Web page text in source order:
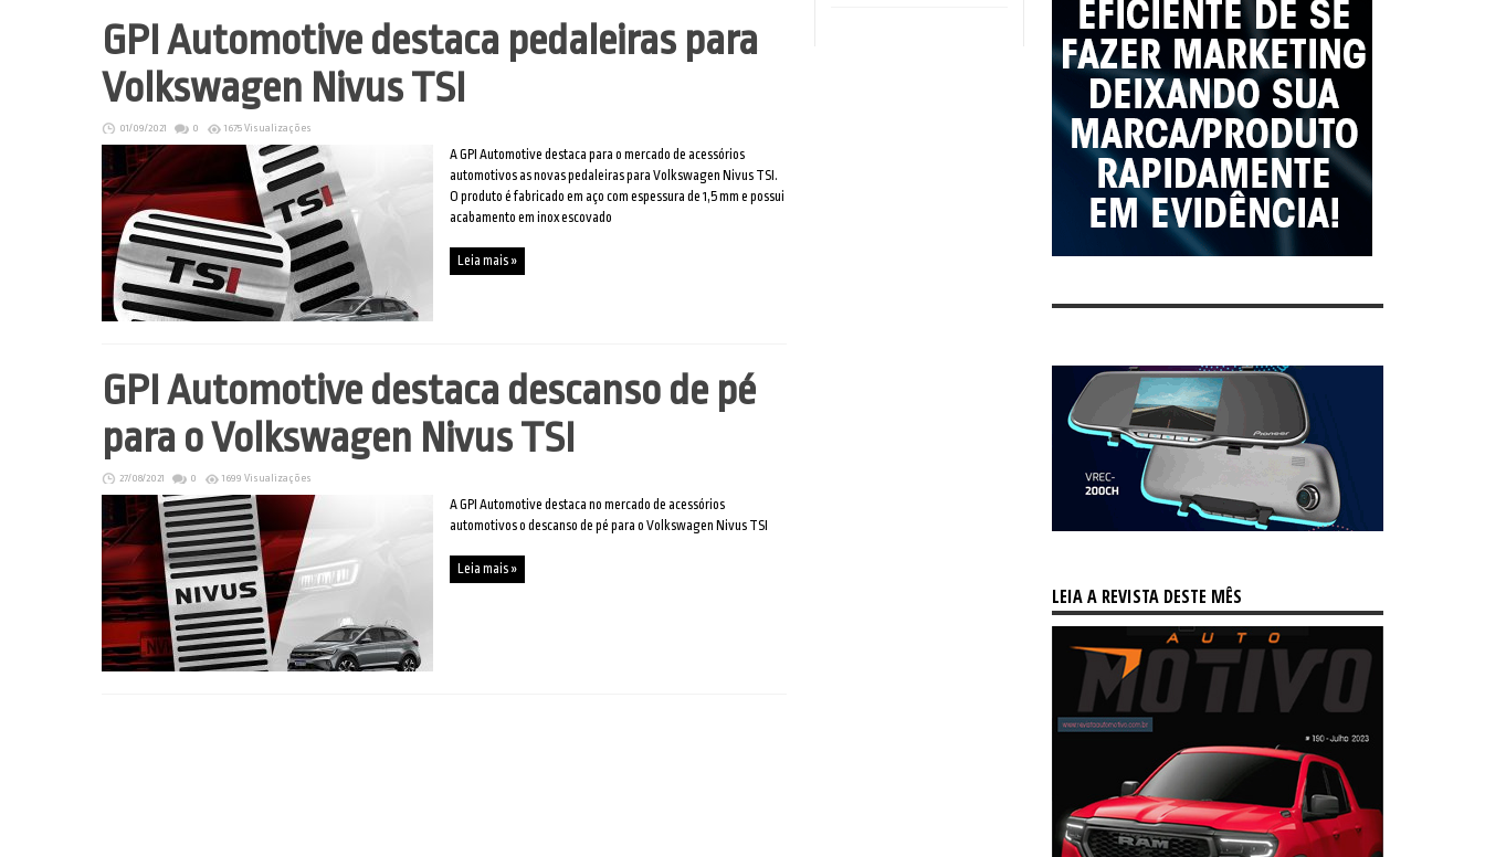
GPI Automotive destaca pedaleiras para
Volkswagen Nivus TSI
01/09/2021 0 1675 Visualizações
A GPI Automotive destaca para o mercado de acessórios
automotivos as novas pedaleiras para Volkswagen Nivus TSI.
O produto é fabricado em aço com espessura de 1,5 mm e possui
acabamento em inox escovado
Leia mais »
GPI Automotive destaca descanso de pé
para o Volkswagen Nivus TSI
27/08/2021 0 1699 Visualizações
A GPI Automotive destaca no mercado de acessórios
automotivos o descanso de pé para o Volkswagen Nivus TSI
Leia mais »
LEIA A REVISTA DESTE MÊS